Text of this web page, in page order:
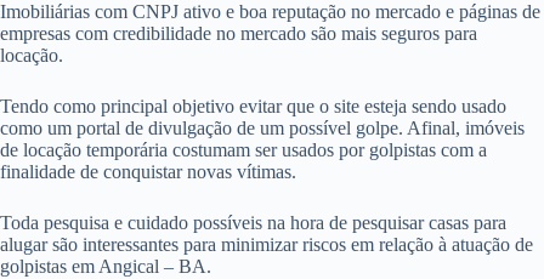
Imobiliárias com CNPJ ativo e boa reputação no mercado e páginas de
empresas com credibilidade no mercado são mais seguros para
locação.
Tendo como principal objetivo evitar que o site esteja sendo usado
como um portal de divulgação de um possível golpe. Afinal, imóveis
de locação temporária costumam ser usados por golpistas com a
finalidade de conquistar novas vítimas.
Toda pesquisa e cuidado possíveis na hora de pesquisar casas para
alugar são interessantes para minimizar riscos em relação à atuação de
golpistas em Angical – BA.